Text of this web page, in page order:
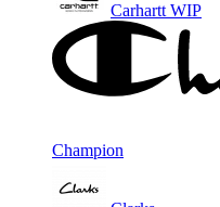
Carhartt WIP
Champion